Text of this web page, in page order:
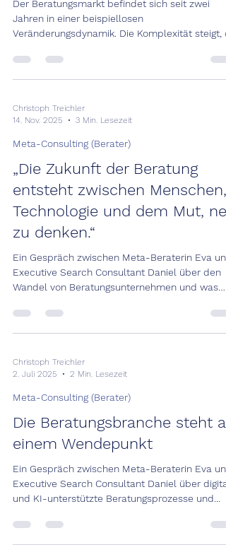
Der Beratungsmarkt befindet sich seit zwei
Jahren in einer beispiellosen
Veränderungsdynamik. Die Komplexität steigt,
ist keine vorübergehende Phase – er verändert
grundlegend, wem Kunden vertrauen und
Christoph Treichler
14. Nov. 2025
3 Min. Lesezeit
Meta-Consulting (Berater)
„Die Zukunft der Beratung
entsteht zwischen Menschen,
Technologie und dem Mut,
zu denken.“
Ein Gespräch zwischen Meta-Beraterin Eva und
Executive Search Consultant Daniel über den
Wandel von Beratungsunternehmen und was
Generation, Karrieren, Leadership und
bedeutet Die Zukunft der Beratung entsteht
neu zu denken Daniel: Eva, wir beobachten
derzeit einen tiefgreifenden Wandel im
Beratungsgeschäft. Wenn du zurückblickst, wie
hat sich das Beraterprofil in den letzt
Christoph Treichler
2. Juli 2025
2 Min. Lesezeit
Meta-Consulting (Berater)
Die Beratungsbranche steht an
einem Wendepunkt
Ein Gespräch zwischen Meta-Beraterin Eva und
Executive Search Consultant Daniel über digital
und KI-unterstützte Beratungsprozesse und...